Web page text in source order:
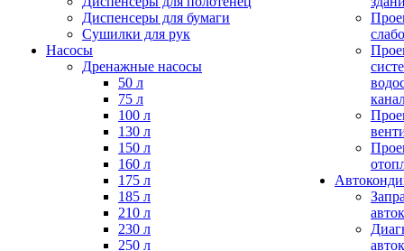
Диспенсеры для бумаги
Сушилки для рук
Насосы
Дренажные насосы
50 л
75 л
100 л
130 л
150 л
160 л
175 л
185 л
210 л
230 л
250 л